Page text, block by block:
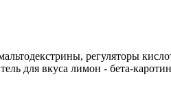
регуляторы
для вкуса лимон - бета-